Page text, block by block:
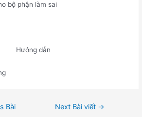
bộ phận làm sai
Hướng dẫn
Bài
Next Bài viết →